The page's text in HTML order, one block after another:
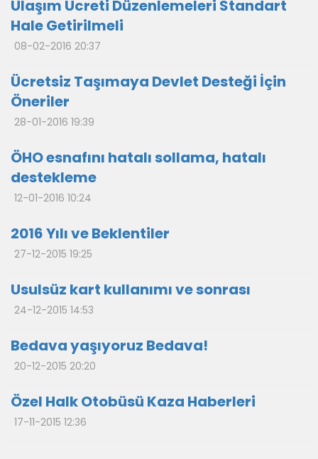
Ulaşım Ücreti Düzenlemeleri Standart
Hale Getirilmeli
08-02-2016 20:37
Ücretsiz Taşımaya Devlet Desteği İçin
Öneriler
28-01-2016 19:39
ÖHO esnafını hatalı sollama, hatalı
destekleme
12-01-2016 10:24
2016 Yılı ve Beklentiler
27-12-2015 19:25
Usulsüz kart kullanımı ve sonrası
24-12-2015 14:53
Bedava yaşıyoruz Bedava!
20-12-2015 20:20
Özel Halk Otobüsü Kaza Haberleri
17-11-2015 12:36